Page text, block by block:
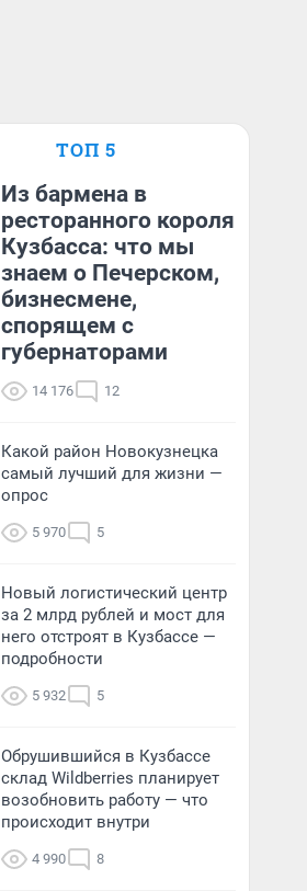
ТОП 5
Из бармена в
ресторанного короля
Кузбасса: что мы
знаем о Печерском,
бизнесмене,
спорящем с
губернаторами
14 176 12
Какой район Новокузнецка
самый лучший для жизни —
опрос
5 970 5
Новый логистический центр
за 2 млрд рублей и мост для
него отстроят в Кузбассе —
подробности
5 932 5
Обрушившийся в Кузбассе
склад Wildberries планирует
возобновить работу — что
происходит внутри
4 990 8